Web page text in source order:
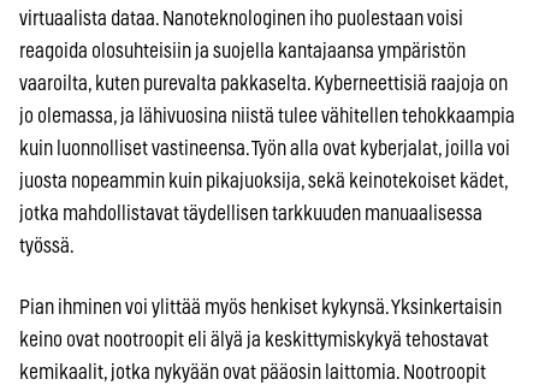
virtuaalista dataa. Nanoteknologinen iho puolestaan voisi
reagoida olosuhteisiin ja suojella kantajaansa ympäristön
vaaroilta, kuten purevalta pakkaselta. Kyberneettisiä raajoja on
jo olemassa, ja lähivuosina niistä tulee vähitellen tehokkaampia
kuin luonnolliset vastineensa. Työn alla ovat kyberjalat, joilla voi
juosta nopeammin kuin pikajuoksija, sekä keinotekoiset kädet,
jotka mahdollistavat täydellisen tarkkuuden manuaalisessa
työssä.
Pian ihminen voi ylittää myös henkiset kykynsä. Yksinkertaisin
keino ovat nootroopit eli älyä ja keskittymiskykyä tehostavat
kemikaalit, jotka nykyään ovat pääosin laittomia. Nootroopit